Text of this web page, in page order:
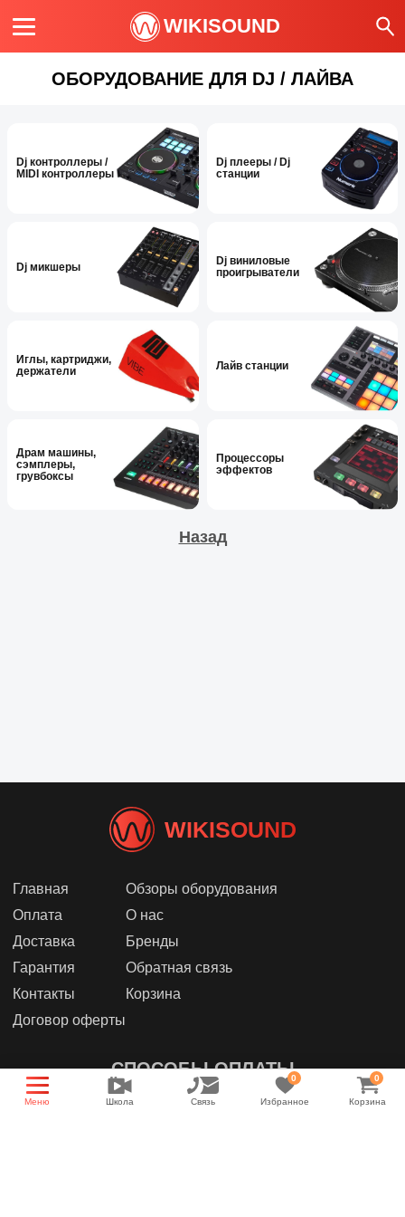
WIKISOUND
ОБОРУДОВАНИЕ ДЛЯ DJ / ЛАЙВА
Dj контроллеры /
MIDI контроллеры
Dj плееры / Dj
станции
Dj микшеры
Dj виниловые
проигрыватели
Иглы, картриджи,
держатели
Лайв станции
Драм машины,
сэмплеры,
грувбоксы
Процессоры
эффектов
Назад
WIKISOUND
Главная
Оплата
Доставка
Гарантия
Контакты
Договор оферты
Обзоры оборудования
О нас
Бренды
Обратная связь
Корзина
СПОСОБЫ ОПЛАТЫ
Меню Школа Связь
0
Избранное
0
Корзина